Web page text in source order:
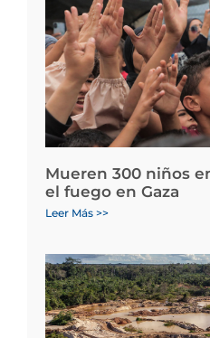
Mueren 300 niños
el fuego en Gaza
Leer Más >>